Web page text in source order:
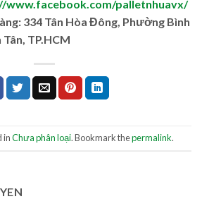
www.facebook.com/palletnhuavx/
334 Tân Hòa Đông, Phường Bình
TP.HCM
inChưa phân loại. Bookmark thepermalink.